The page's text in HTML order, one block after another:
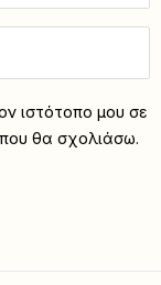
ιστότοπο μου σε
θα σχολιάσω.